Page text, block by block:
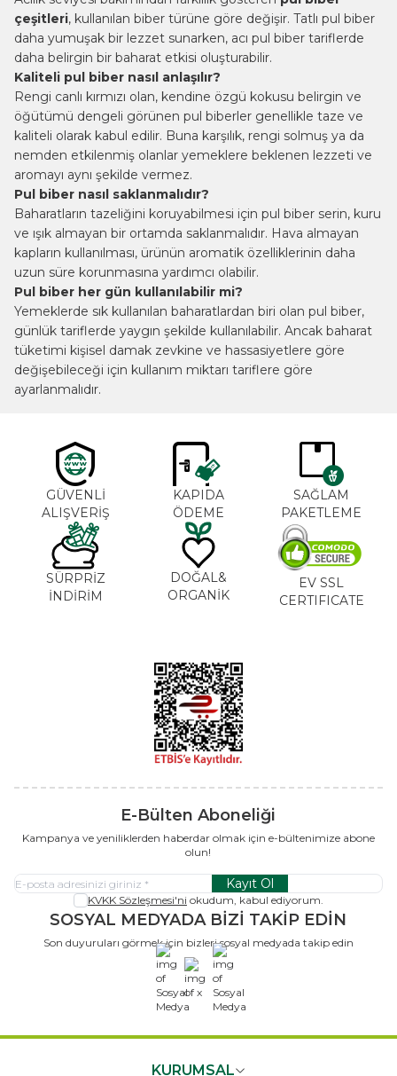
çeşitleri, kullanılan biber türüne göre değişir. Tatlı pul biber
daha yumuşak bir lezzet sunarken, acı pul biber tariflerde
daha belirgin bir baharat etkisi oluşturabilir.
Kaliteli pul biber nasıl anlaşılır?
Rengi canlı kırmızı olan, kendine özgü kokusu belirgin ve
öğütümü dengeli görünen pul biberler genellikle taze ve
kaliteli olarak kabul edilir. Buna karşılık, rengi solmuş ya da
nemden etkilenmiş olanlar yemeklere beklenen lezzeti ve
aromayı aynı şekilde vermez.
Pul biber nasıl saklanmalıdır?
Baharatların tazeliğini koruyabilmesi için pul biber serin, kuru
ve ışık almayan bir ortamda saklanmalıdır. Hava almayan
kapların kullanılması, ürünün aromatik özelliklerinin daha
uzun süre korunmasına yardımcı olabilir.
Pul biber her gün kullanılabilir mi?
Yemeklerde sık kullanılan baharatlardan biri olan pul biber,
günlük tariflerde yaygın şekilde kullanılabilir. Ancak baharat
tüketimi kişisel damak zevkine ve hassasiyetlere göre
değişebileceği için kullanım miktarı tariflere göre
ayarlanmalıdır.
GÜVENLİ
ALIŞVERİŞ
KAPIDA
ÖDEME
SAĞLAM
PAKETLEME
SÜRPRİZ
İNDİRİM
DOĞAL&
ORGANİK
EV SSL
CERTIFICATE
E-Bülten Aboneliği
Kampanya ve yeniliklerden haberdar olmak için e-bültenimize abone
olun!
Kayıt Ol
KVKK Sözleşmesi'ni okudum, kabul ediyorum.
SOSYAL MEDYADA BİZİ TAKİP EDİN
Son duyuruları görmek için bizleri sosyal medyada takip edin
x
KURUMSAL